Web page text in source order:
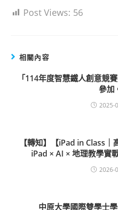
Post Views: 56
相關內容
「114年度智慧鐵人創意競
參加
2025-
【轉知】【iPad in Class｜
iPad × AI × 地理教學實
2026-
中原大學國際雙學士